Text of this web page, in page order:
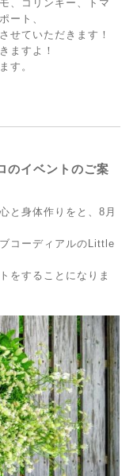
、コリンキー、トマ
ート、
せていただきます！
ますよ！
す。
のイベントのご案
と身体作りをと、8月
コーディアルのLittle
をすることになりま